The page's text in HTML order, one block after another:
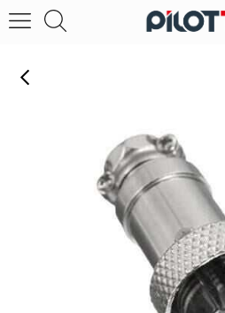
GX16 3Pin Docking Aviation Plug Socket Waterproof Circular Connector (Dişi)